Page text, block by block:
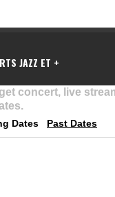
JAZZ ET +
concert, live
Dates Past Dates